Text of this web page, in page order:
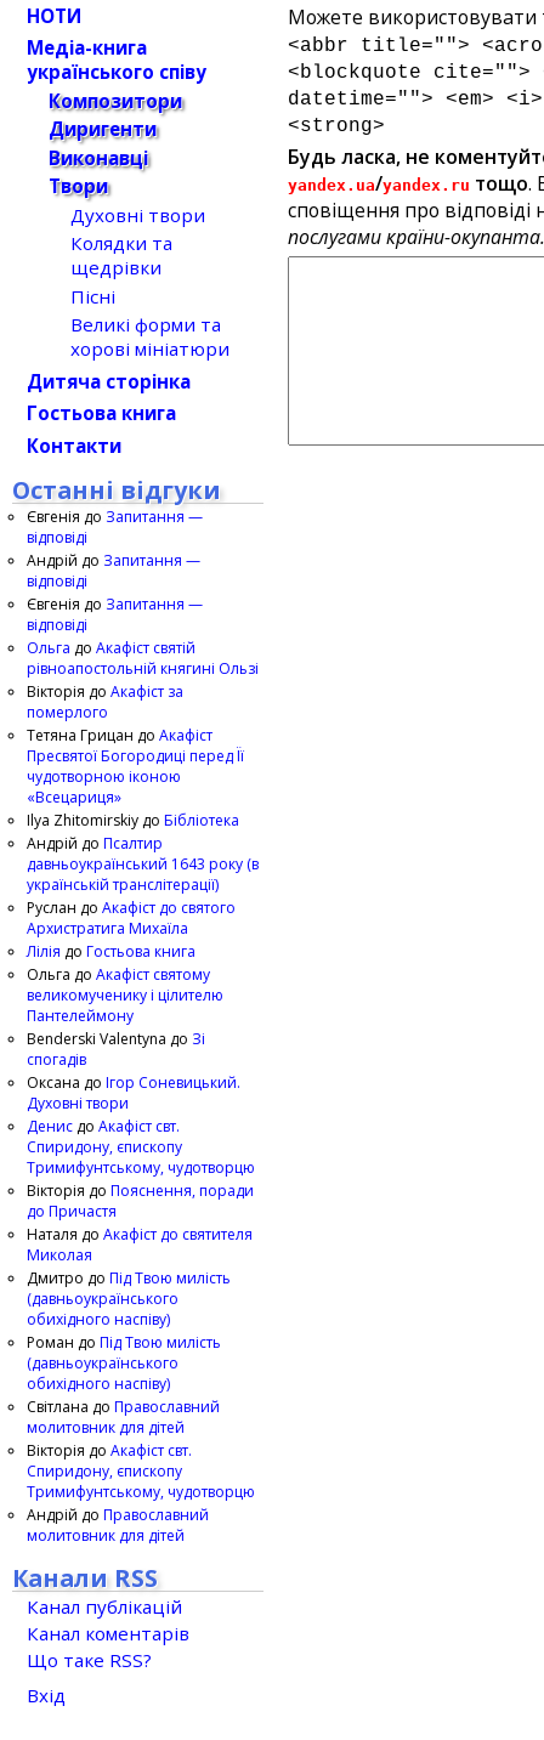
Можете використовувати
<abbr title="">
<blockquote cite="">
datetime=""> <em>
<strong>
Будь ласка, не
yandex.ua/yandex.ru тощо.
сповіщення про відповіді
послугами країни-
НОТИ
Медіа-книга
українського співу
Композитори
Диригенти
Виконавці
Твори
Духовні твори
Колядки та
щедрівки
Пісні
Великі форми та
хорові мініатюри
Дитяча сторінка
Гостьова книга
Контакти
Останні відгуки
Євгенія до Запитання —
відповіді
Андрій до Запитання —
відповіді
Євгенія до Запитання —
відповіді
Ольга до Акафіст святій
рівноапостольній княгині Ользі
Вікторія до Акафіст за
померлого
Тетяна Грицан до Акафіст
Пресвятої Богородиці перед Її
чудотворною іконою
«Всецариця»
Ilya Zhitomirskiy до Бібліотека
Андрій до Псалтир
давньоукраїнський 1643 року (в
українській транслітерації)
Руслан до Акафіст до святого
Архистратига Михаїла
Лілія до Гостьова книга
Ольга до Акафіст святому
великомученику і цілителю
Пантелеймону
Benderski Valentyna до Зі
спогадів
Оксана до Ігор Соневицький.
Духовні твори
Денис до Акафіст свт.
Спиридону, єпископу
Тримифунтському, чудотворцю
Вікторія до Пояснення, поради
до Причастя
Наталя до Акафіст до святителя
Миколая
Дмитро до Під Твою милість
(давньоукраїнського
обихідного наспіву)
Роман до Під Твою милість
(давньоукраїнського
обихідного наспіву)
Світлана до Православний
молитовник для дітей
Вікторія до Акафіст свт.
Спиридону, єпископу
Тримифунтському, чудотворцю
Андрій до Православний
молитовник для дітей
Канали RSS
Канал публікацій
Канал коментарів
Що таке RSS?
Вхід